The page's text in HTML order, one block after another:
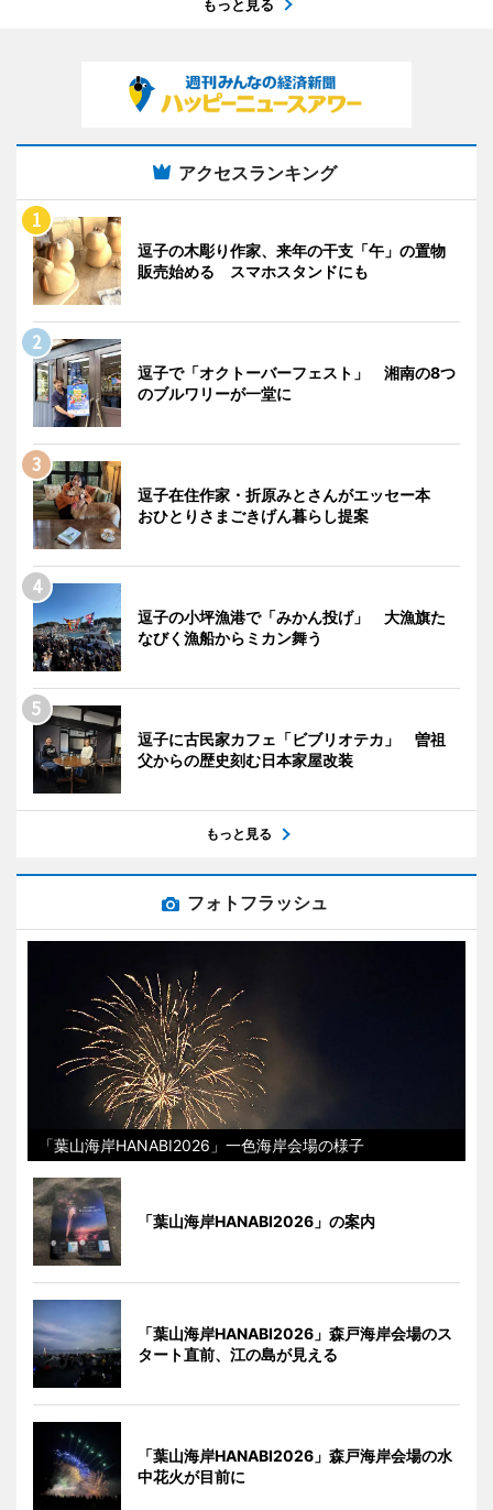
もっと見る
アクセスランキング
逗子の木彫り作家、来年の干支「午」の置物
販売始める スマホスタンドにも
逗子で「オクトーバーフェスト」 湘南の8つ
のブルワリーが一堂に
逗子在住作家・折原みとさんがエッセー本
おひとりさまごきげん暮らし提案
逗子の小坪漁港で「みかん投げ」 大漁旗た
なびく漁船からミカン舞う
逗子に古民家カフェ「ビブリオテカ」 曽祖
父からの歴史刻む日本家屋改装
もっと見る
フォトフラッシュ
「葉山海岸HANABI2026」一色海岸会場の様子
「葉山海岸HANABI2026」の案内
「葉山海岸HANABI2026」森戸海岸会場のス
タート直前、江の島が見える
「葉山海岸HANABI2026」森戸海岸会場の水
中花火が目前に